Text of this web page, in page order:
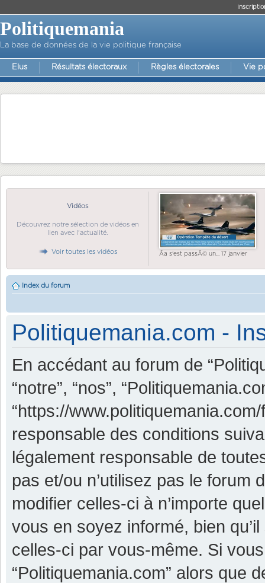
Politiquemania
La base de données de la vie politique française
Elus Résultats électoraux Règles électorales Vie
Vidéos
Découvrez notre sélection de vidéos en
lien avec l'actualité.
Voir toutes les vidéos Ãa s'est passÃ© un... 17 janvier
Index du forum
Politiquemania.com -
En accédant au forum de
“notre”, “nos”,
“https://
responsable des conditions
légalement responsable de
pas et/ou n’utilisez pas le forum
modifier celles-ci à n’importe
vous en soyez informé, bien
celles-ci par vous-même. Si
“Politiquemania.com” alors que